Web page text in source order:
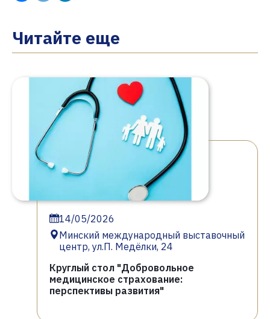
Читайте еще
14/05/2026
Минский международный выставочный
центр, ул.П. Медёлки, 24
Круглый стол "Добровольное
медицинское страхование:
перспективы развития"